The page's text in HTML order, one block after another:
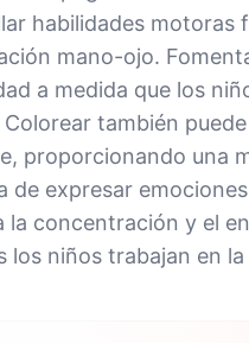
habilidades motoras
mano-ojo.
a medida que los
también
proporcionando una
de expresar
la concentración y el
los niños trabajan en la